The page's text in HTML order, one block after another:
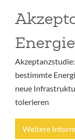
bestimmte
neue
tolerieren
Weitere